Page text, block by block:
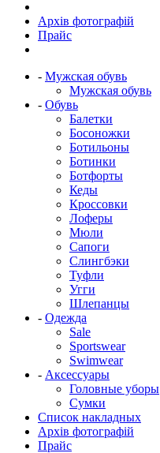
Архів фотографій
Прайс
- Мужская обувь
Мужская обувь
- Обувь
Балетки
Босоножки
Ботильоны
Ботинки
Ботфорты
Кеды
Кроссовки
Лоферы
Мюли
Сапоги
Слингбэки
Туфли
Угги
Шлепанцы
- Одежда
Sale
Sportswear
Swimwear
- Аксессуары
Головные уборы
Сумки
Список накладных
Архів фотографій
Прайс